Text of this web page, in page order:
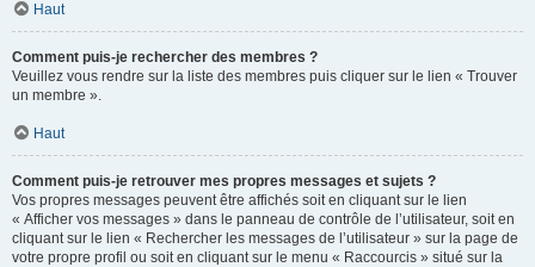
Haut
Comment puis-je rechercher des membres ?
Veuillez vous rendre sur la liste des membres puis cliquer sur le lien « Trouver
un membre ».
Haut
Comment puis-je retrouver mes propres messages et sujets ?
Vos propres messages peuvent être affichés soit en cliquant sur le lien
« Afficher vos messages » dans le panneau de contrôle de l’utilisateur, soit en
cliquant sur le lien « Rechercher les messages de l’utilisateur » sur la page de
votre propre profil ou soit en cliquant sur le menu « Raccourcis » situé sur la